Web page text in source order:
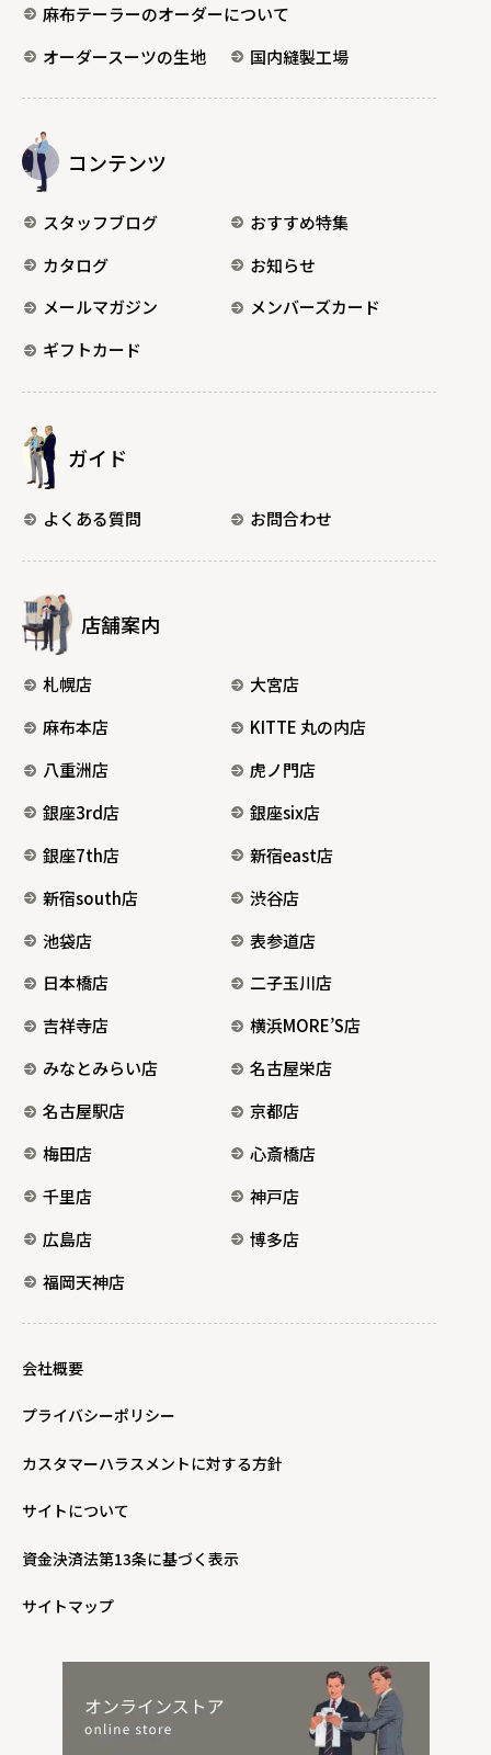
麻布テーラーのオーダーについて
オーダースーツの生地
国内縫製工場
コンテンツ
スタッフブログ
おすすめ特集
カタログ
お知らせ
メールマガジン
メンバーズカード
ギフトカード
ガイド
よくある質問 お問合わせ
店舗案内
札幌店
大宮店
麻布本店
KITTE 丸の内店
八重洲店
虎ノ門店
銀座3rd店
銀座six店
銀座7th店
新宿east店
新宿south店
渋谷店
池袋店
表参道店
日本橋店
二子玉川店
吉祥寺店
横浜MORE’S店
みなとみらい店
名古屋栄店
名古屋駅店
京都店
梅田店
心斎橋店
千里店
神戸店
広島店
博多店
福岡天神店
会社概要
プライバシーポリシー
カスタマーハラスメントに対する方針
サイトについて
資金決済法第13条に基づく表示
サイトマップ